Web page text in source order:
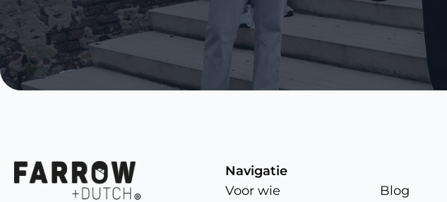
Navigatie
Voor wie
Blog